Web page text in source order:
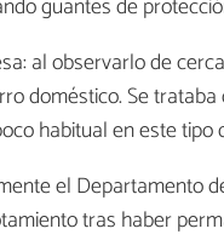
al observarlo de
doméstico. Se trataba
habitual en este tipo
el Departamento
tras haber